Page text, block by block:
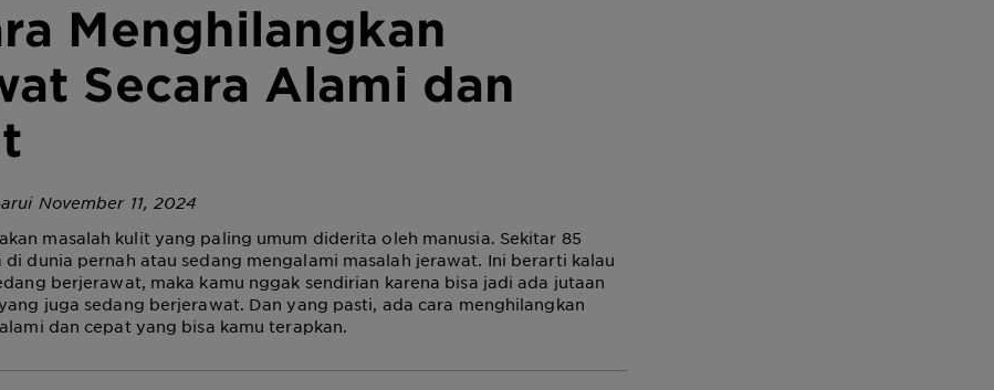
Menghilangkan
Secara Alami dan
November 11, 2024
masalah kulit yang paling umum diderita oleh manusia. Sekitar 85
di dunia pernah atau sedang mengalami masalah jerawat. Ini berarti kalau
berjerawat, maka kamu nggak sendirian karena bisa jadi ada jutaan
juga sedang berjerawat. Dan yang pasti, ada cara menghilangkan
dan cepat yang bisa kamu terapkan.